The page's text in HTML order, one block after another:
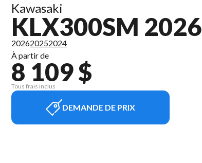
Kawasaki
KLX300SM 2026
202620252024
À partir de
8 109 $
Tous frais inclus
DEMANDE DE PRIX